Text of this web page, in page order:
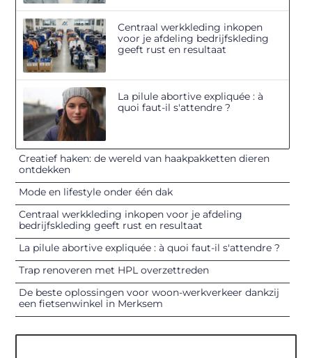
Centraal werkkleding inkopen
voor je afdeling bedrijfskleding
geeft rust en resultaat
La pilule abortive expliquée : à
quoi faut-il s'attendre ?
Creatief haken: de wereld van haakpakketten dieren
ontdekken
Mode en lifestyle onder één dak
Centraal werkkleding inkopen voor je afdeling
bedrijfskleding geeft rust en resultaat
La pilule abortive expliquée : à quoi faut-il s'attendre ?
Trap renoveren met HPL overzettreden
De beste oplossingen voor woon-werkverkeer dankzij
een fietsenwinkel in Merksem